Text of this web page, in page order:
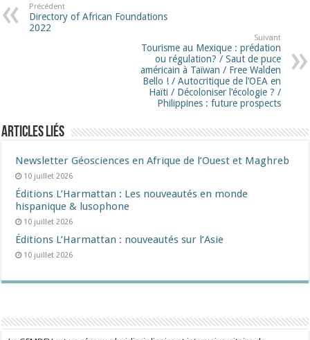
Précédent
Directory of African Foundations
2022
Suivant
Tourisme au Mexique : prédation
ou régulation? / Saut de puce
américain à Taïwan / Free Walden
Bello ! / Autocritique de l’OEA en
Haïti / Décoloniser l’écologie ? /
Philippines : future prospects
Articles liés
Newsletter Géosciences en Afrique de l’Ouest et Maghreb
10 juillet 2026
Éditions L’Harmattan : Les nouveautés en monde
hispanique & lusophone
10 juillet 2026
Éditions L’Harmattan : nouveautés sur l’Asie
10 juillet 2026